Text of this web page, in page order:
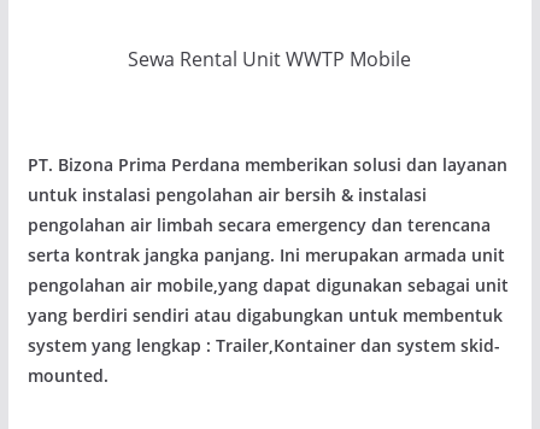
Sewa Rental Unit WWTP Mobile
PT. Bizona Prima Perdana memberikan solusi dan layanan
untuk instalasi pengolahan air bersih & instalasi
pengolahan air limbah secara emergency dan terencana
serta kontrak jangka panjang. Ini merupakan armada unit
pengolahan air mobile,yang dapat digunakan sebagai unit
yang berdiri sendiri atau digabungkan untuk membentuk
system yang lengkap : Trailer,Kontainer dan system skid-
mounted.